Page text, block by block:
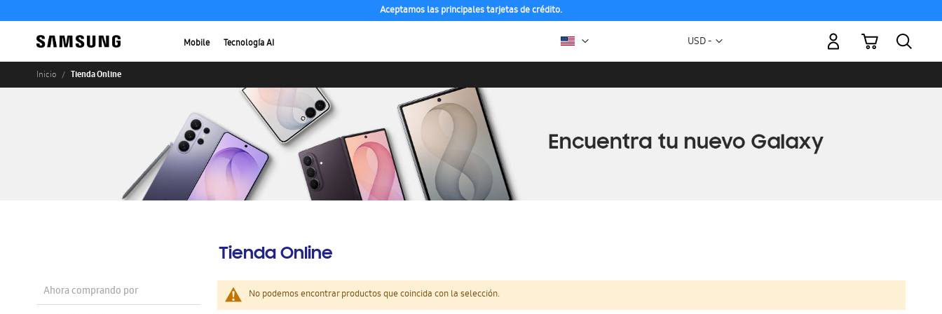
Aceptamos las principales tarjetas de crédito.
Mobile Tecnología AI Moneda
USD -
Mi carrito
Inicio Tienda Online
Tienda Online
No podemos encontrar productos que coincida con la selección.
Ahora comprando por